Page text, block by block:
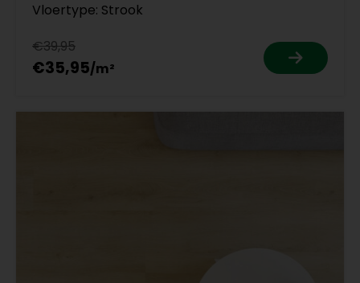
Vloertype: Strook
€39,95
€35,95